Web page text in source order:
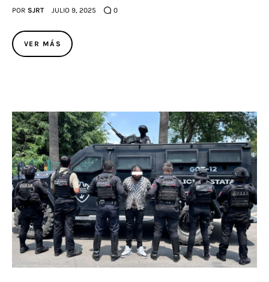
POR SJRT JULIO 9, 2025 0
VER MÁS